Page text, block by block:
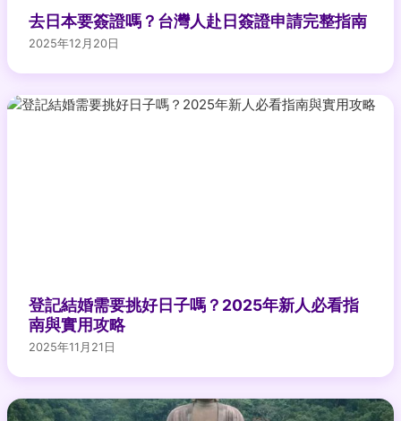
去日本要簽證嗎？台灣人赴日簽證申請完整指南
2025年12月20日
登記結婚需要挑好日子嗎？2025年新人必看指
南與實用攻略
2025年11月21日